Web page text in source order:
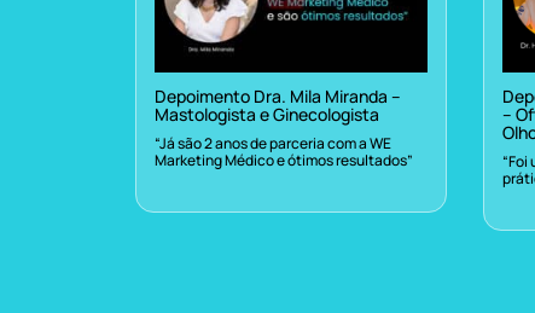
Depoimento Dra. Mila Miranda –
Mastologista e Ginecologista
“Já são 2 anos de parceria com a WE
Marketing Médico e ótimos resultados”
–